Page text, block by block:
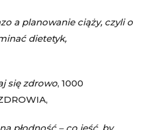
a planowanie ciąży, czyli o
dietetyk,
się zdrowo, 1000
płodność – co jeść, by